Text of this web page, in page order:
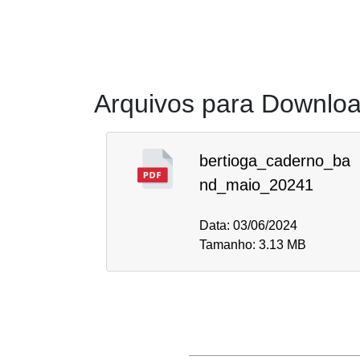
Arquivos para
bertioga_caderno_ba
nd_maio_20241
Data: 03/06/2024
Tamanho: 3.13 MB